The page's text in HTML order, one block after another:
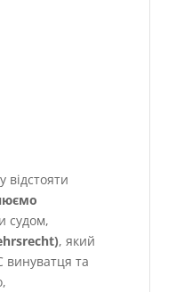
відстояти
судом,
, який
винуватця та